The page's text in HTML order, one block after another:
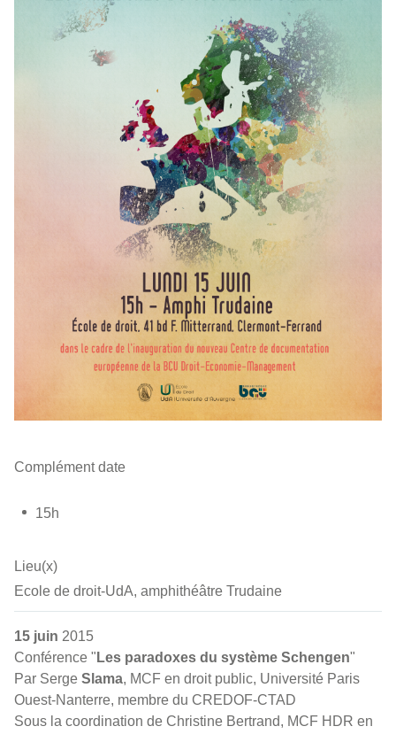
Complément date
15h
Lieu(x)
Ecole de droit-UdA, amphithéâtre Trudaine
15 juin 2015
Conférence " Les paradoxes du système Schengen"
Par Serge Slama, MCF en droit public, Université Paris
Ouest-Nanterre, membre du CREDOF-CTAD
Sous la coordination de Christine Bertrand, MCF HDR en